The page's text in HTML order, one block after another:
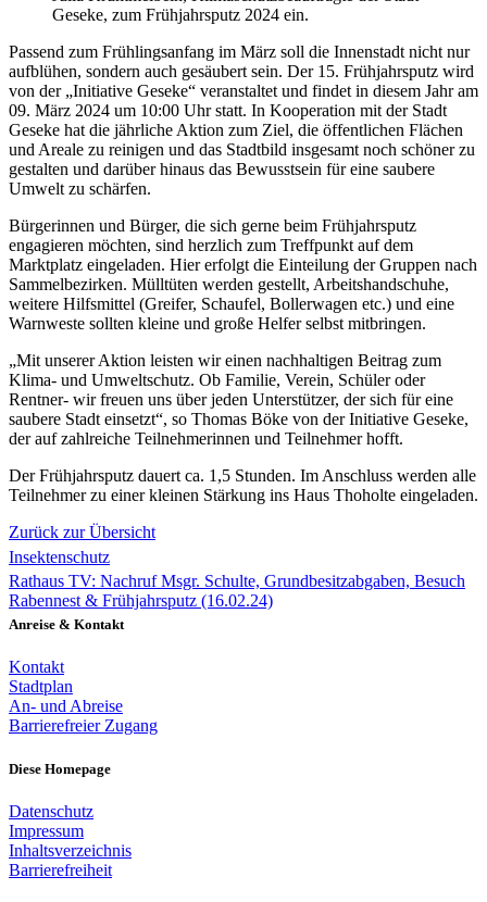
Geseke, zum Frühjahrsputz 2024 ein.
Passend zum Frühlingsanfang im März soll die Innenstadt nicht nur
aufblühen, sondern auch gesäubert sein. Der 15. Frühjahrsputz wird
von der „Initiative Geseke“ veranstaltet und findet in diesem Jahr am
09. März 2024 um 10:00 Uhr statt. In Kooperation mit der Stadt
Geseke hat die jährliche Aktion zum Ziel, die öffentlichen Flächen
und Areale zu reinigen und das Stadtbild insgesamt noch schöner zu
gestalten und darüber hinaus das Bewusstsein für eine saubere
Umwelt zu schärfen.
Bürgerinnen und Bürger, die sich gerne beim Frühjahrsputz
engagieren möchten, sind herzlich zum Treffpunkt auf dem
Marktplatz eingeladen. Hier erfolgt die Einteilung der Gruppen nach
Sammelbezirken. Mülltüten werden gestellt, Arbeitshandschuhe,
weitere Hilfsmittel (Greifer, Schaufel, Bollerwagen etc.) und eine
Warnweste sollten kleine und große Helfer selbst mitbringen.
„Mit unserer Aktion leisten wir einen nachhaltigen Beitrag zum
Klima- und Umweltschutz. Ob Familie, Verein, Schüler oder
Rentner- wir freuen uns über jeden Unterstützer, der sich für eine
saubere Stadt einsetzt“, so Thomas Böke von der Initiative Geseke,
der auf zahlreiche Teilnehmerinnen und Teilnehmer hofft.
Der Frühjahrsputz dauert ca. 1,5 Stunden. Im Anschluss werden alle
Teilnehmer zu einer kleinen Stärkung ins Haus Thoholte eingeladen.
Zurück zur Übersicht
Insektenschutz
Rathaus TV: Nachruf Msgr. Schulte, Grundbesitzabgaben, Besuch
Rabennest & Frühjahrsputz (16.02.24)
Anreise & Kontakt
Kontakt
Stadtplan
An- und Abreise
Barrierefreier Zugang
Diese Homepage
Datenschutz
Impressum
Inhaltsverzeichnis
Barrierefreiheit